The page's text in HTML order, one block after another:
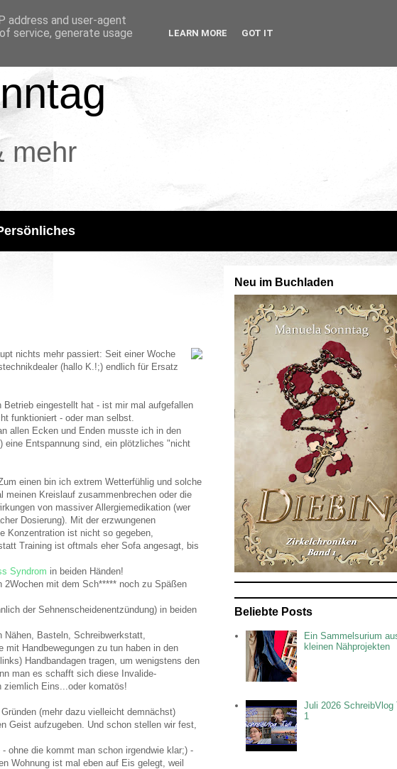
mehr
nichts mehr passiert: Seit einer Woche
(hallo K.!;) endlich für Ersatz
Betrieb eingestellt hat - ist mir mal aufgefallen
funktioniert - oder man selbst.
allen Ecken und Enden musste ich in den
eine Entspannung sind, ein plötzliches "nicht
einen bin ich extrem Wetterfühlig und solche
meinen Kreislauf zusammenbrechen oder die
von massiver Allergiemedikation (wer
Dosierung). Mit der erzwungenen
Konzentration ist nicht so gegeben,
Training ist oftmals eher Sofa angesagt, bis
Syndrom in beiden Händen!
2Wochen mit dem Sch***** noch zu Späßen
der Sehnenscheidenentzündung) in beiden
Basteln, Schreibwerkstatt,
Handbewegungen zu tun haben in den
Handbandagen tragen, um wenigstens den
man es schafft sich diese Invalide-
ziemlich Eins...oder komatös!
(mehr dazu vielleicht demnächst)
Geist aufzugeben. Und schon stellen wir fest,
ohne die kommt man schon irgendwie klar;) -
Wohnung ist mal eben auf Eis gelegt, weil
Neu im Buchladen
Beliebte Posts
Ein Sammelsurium
kleinen Nähprojekten
Juli 2026 SchreibVlog
1
address and user-agent
service, generate usage
LEARN MORE GOT IT